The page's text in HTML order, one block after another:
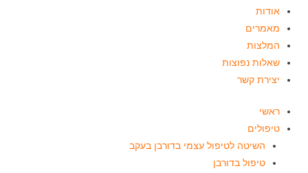
אודות
מאמרים
המלצות
שאלות נפוצות
יצירת קשר
ראשי
טיפולים
השיטה לטיפול עצמי בדורבן בעקב
טיפול בדורבן